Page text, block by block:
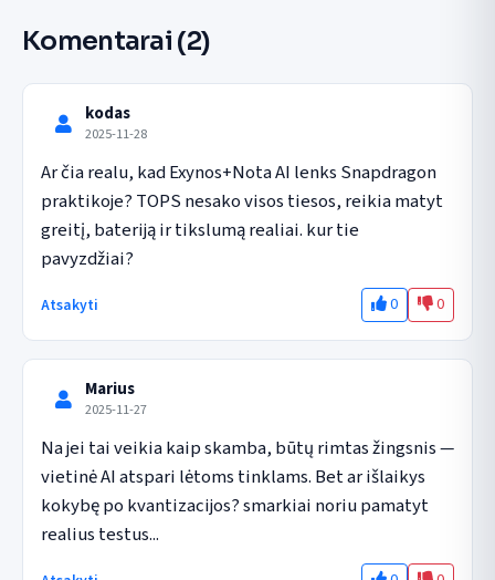
Komentarai (2)
kodas
2025-11-28
Ar čia realu, kad Exynos+Nota AI lenks Snapdragon
praktikoje? TOPS nesako visos tiesos, reikia matyt
greitį, bateriją ir tikslumą realiai. kur tie
pavyzdžiai?
Atsakyti 0 0
Marius
2025-11-27
Na jei tai veikia kaip skamba, būtų rimtas žingsnis —
vietinė AI atspari lėtoms tinklams. Bet ar išlaikys
kokybę po kvantizacijos? smarkiai noriu pamatyt
realius testus...